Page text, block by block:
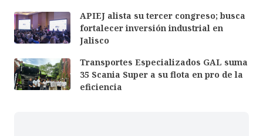
APIEJ alista su tercer congreso; busca
fortalecer inversión industrial en
Jalisco
Transportes Especializados GAL suma
35 Scania Super a su flota en pro de la
eficiencia